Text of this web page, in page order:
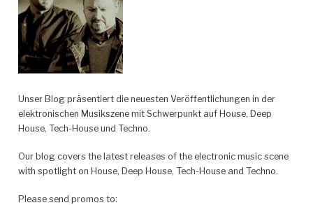
Unser Blog präsentiert die neuesten Veröffentlichungen in der
elektronischen Musikszene mit Schwerpunkt auf House, Deep
House, Tech-House und Techno.
Our blog covers the latest releases of the electronic music scene
with spotlight on House, Deep House, Tech-House and Techno.
Please send promos to: